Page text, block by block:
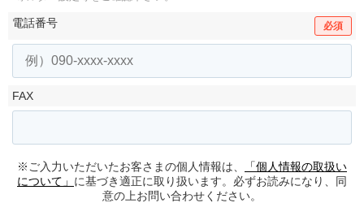
電話番号 必須
FAX
※ご入力いただいたお客さまの個人情報は、
「個人情報の取扱い
について」 に基づき適正に取り扱います。必ずお読みになり、同
意の上お問い合わせください。